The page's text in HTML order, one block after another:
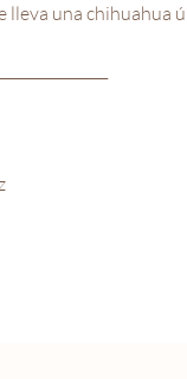
lleva una chihuahua